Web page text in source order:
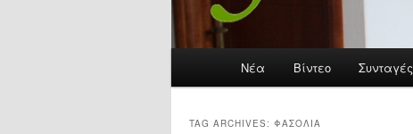
Skip to primary content
Skip to secondary content
Νέα Βίντεο Συνταγές
TAG ARCHIVES: ΦΑΣΌΛΙΑ